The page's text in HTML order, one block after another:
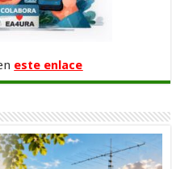
este enlace